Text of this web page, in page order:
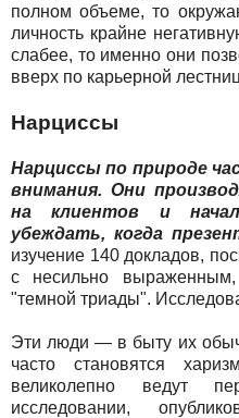
полном объеме, то
личность крайне
слабее, то именно они
вверх по карьерной
Нарциссы
Нарциссы по природе
внимания. Они
на клиентов и
убеждать, когда
изучение 140 докладов,
с несильно выраженным,
"темной триады".
Эти люди — в быту их
часто становятся
великолепно ведут
исследовании,